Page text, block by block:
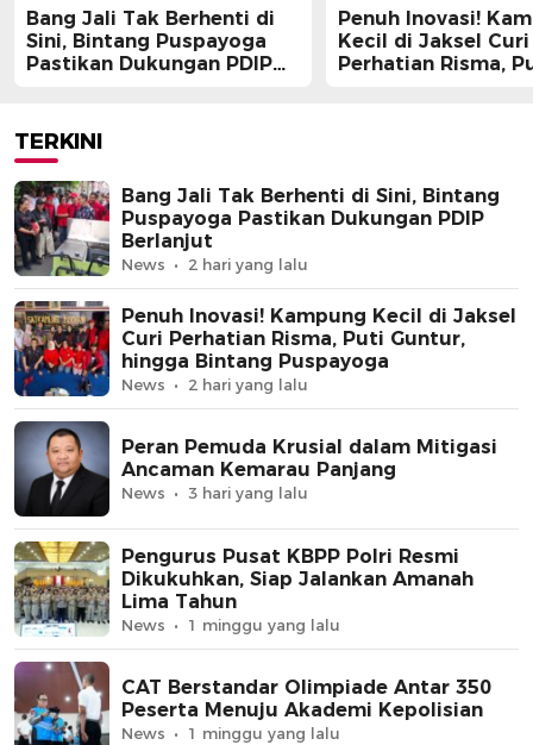
Bang Jali Tak Berhenti di
Sini, Bintang Puspayoga
Pastikan Dukungan PDIP
Penuh Inovasi!
Kecil di Jaksel Curi
Perhatian Risma,
TERKINI
Bang Jali Tak Berhenti di Sini, Bintang
Puspayoga Pastikan Dukungan PDIP
Berlanjut
News 2 hari yang lalu
Penuh Inovasi! Kampung Kecil di Jaksel
Curi Perhatian Risma, Puti Guntur,
hingga Bintang Puspayoga
News 2 hari yang lalu
Peran Pemuda Krusial dalam Mitigasi
Ancaman Kemarau Panjang
News 3 hari yang lalu
Pengurus Pusat KBPP Polri Resmi
Dikukuhkan, Siap Jalankan Amanah
Lima Tahun
News 1 minggu yang lalu
CAT Berstandar Olimpiade Antar 350
Peserta Menuju Akademi Kepolisian
News 1 minggu yang lalu